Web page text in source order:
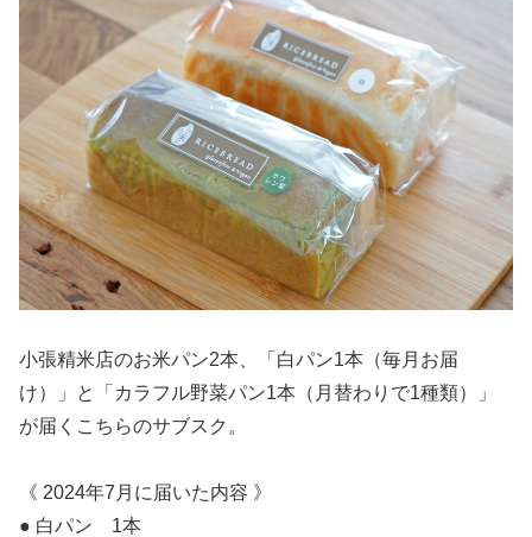
小張精米店のお米パン2本、「白パン1本（毎月お届
け）」と「カラフル野菜パン1本（月替わりで1種類）」
が届くこちらのサブスク。
《 2024年7月に届いた内容 》
● 白パン 1本